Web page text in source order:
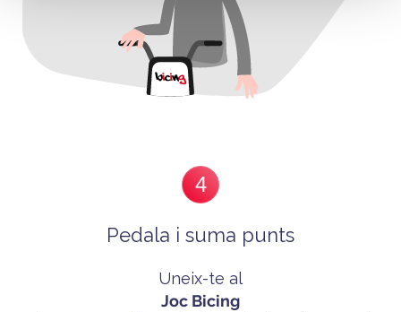
4
Pedala i suma punts
Uneix-te al
Joc Bicing